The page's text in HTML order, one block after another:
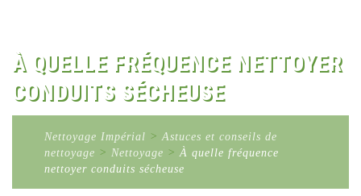
À QUELLE FRÉQUENCE NETTOYER
CONDUITS SÉCHEUSE
Nettoyage Impérial >Astuces et conseils de
nettoyage > Nettoyage >À quelle fréquence
nettoyer conduits sécheuse